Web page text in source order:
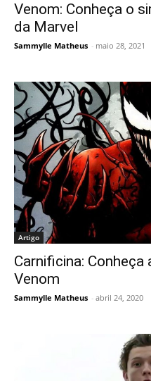
Venom: Conheça o
da Marvel
Sammylle Matheus - maio 28, 2021
Artigo
Carnificina: Conheça
Venom
Sammylle Matheus - abril 24, 2020